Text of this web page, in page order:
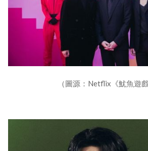
（圖源：Netflix《魷魚遊戲